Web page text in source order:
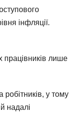
інфляції.
працівників лише
у тому
надалі